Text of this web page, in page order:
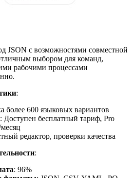
JSON с возможностями совместной
выбором для команд,
рабочими процессами
:
более 600 языковых вариантов
: Доступен бесплатный тариф, Pro
редактор, проверки качества
:
: 96%